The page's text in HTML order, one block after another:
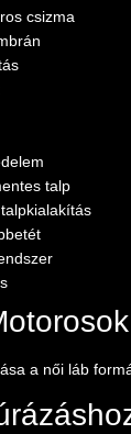
csizma
talp
a női láb